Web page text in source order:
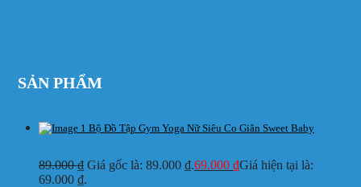
SẢN PHẨM
Bộ Đồ Tập Gym Yoga Nữ Siêu Co Giãn Sweet Baby
89.000₫ Giá gốc là: 89.000 ₫.69.000 ₫Giá hiện tại là:
69.000 ₫.